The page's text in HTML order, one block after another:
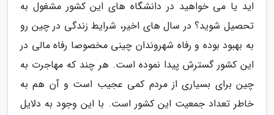
اید یا می خواهید در دانشگاه های این کشور مشغول به
تحصیل شوید؟ در سال های اخیر، شرایط زندگی در چین رو
به بهبود بوده و رفاه شهروندان چینی مخصوصا رفاه مالی در
این کشور گسترش پیدا نموده است. هر چند که مهاجرت به
چین برای بسیاری از مردم کمی عجیب است و آن هم به
خاطر تعداد جمعیت این کشور است. با این وجود به دلایل